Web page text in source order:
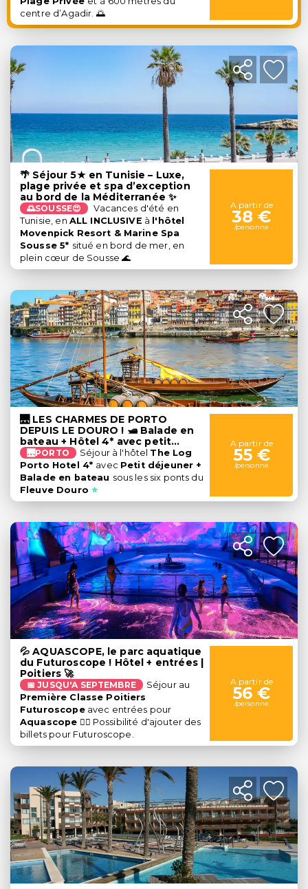
centre d’Agadir. 🌅
🌴 Séjour 5★ en Tunisie – Luxe,
plage privée et spa d’exception
au bord de la Méditerranée ✨
🌅SOUSSE😍
Vacances d'été en
Tunisie, en ALL INCLUSIVE à l'hôtel
Movenpick Resort & Marine Spa
Sousse 5* situé en bord de mer, en
plein cœur de Sousse 🌊
A partir de
38 €
/personne
🌉 LES CHARMES DE PORTO
DEPUIS LE DOURO ! 🛥️ Balade en
bateau + Hôtel 4* avec petit
déjeuner | PORTUGAL
🌉PORTO Séjour à l'hôtel The Log
Porto Hotel 4* avec Petit déjeuner +
Balade en bateau sous les six ponts du
Fleuve Douro ⭐
A partir de
55 €
/personne
💦 AQUASCOPE, le parc aquatique
du Futuroscope ! Hôtel + entrées |
Poitiers 🚀
📅JUSQU'A SEPTEMBRE
Séjour au
Première Classe Poitiers
Futuroscopeavec entrées pour
Aquascope 🏊‍♀️ Possibilité d'ajouter des
billets pour Futuroscope.
A partir de
56 €
/personne